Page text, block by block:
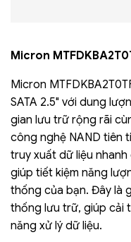
Micron
Micron
SATA 2.5" với dung
gian lưu trữ rộng rãi
công nghệ NAND tiên
truy xuất dữ liệu
giúp tiết kiệm năng
thống của bạn. Đây là
thống lưu trữ, giúp cải
năng xử lý dữ liệu.